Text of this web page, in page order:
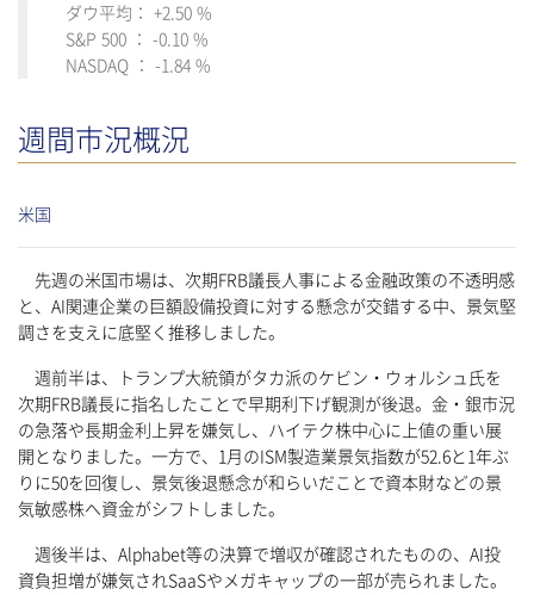
ダウ平均： +2.50 %
S&P 500 ： -0.10 %
NASDAQ ： -1.84 %
週間市況概況
米国
先週の米国市場は、次期FRB議長人事による金融政策の不透明感
と、AI関連企業の巨額設備投資に対する懸念が交錯する中、景気堅
調さを支えに底堅く推移しました。
週前半は、トランプ大統領がタカ派のケビン・ウォルシュ氏を
次期FRB議長に指名したことで早期利下げ観測が後退。金・銀市況
の急落や長期金利上昇を嫌気し、ハイテク株中心に上値の重い展
開となりました。一方で、1月のISM製造業景気指数が52.6と1年ぶ
りに50を回復し、景気後退懸念が和らいだことで資本財などの景
気敏感株へ資金がシフトしました。
週後半は、Alphabet等の決算で増収が確認されたものの、AI投
資負担増が嫌気されSaaSやメガキャップの一部が売られました。